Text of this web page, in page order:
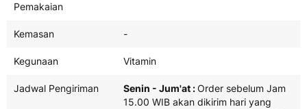
Pemakaian
Kemasan -
Kegunaan Vitamin
Jadwal Pengiriman Senin - Jum'at :Order sebelum Jam
15.00 WIB akan dikirim hari yang